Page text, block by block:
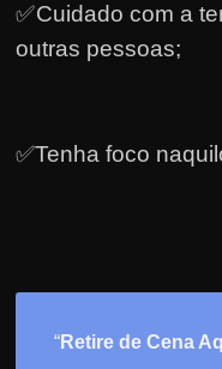
✅Cuidado com a
outras pessoas;
✅Tenha foco
“Retire de Cena